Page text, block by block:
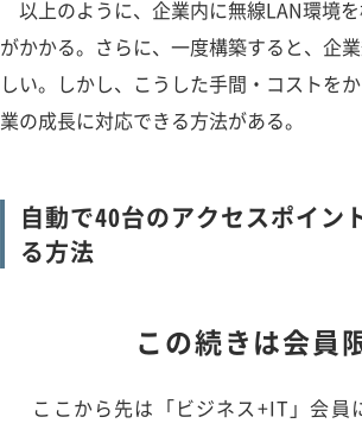
以上のように、企業内に無線LAN環境
がかかる。さらに、一度構築すると、企
しい。しかし、こうした手間・コストを
業の成長に対応できる方法がある。
自動で40台のアクセスポイン
る方法
この続きは会員
ここから先は「ビジネス+IT」会員